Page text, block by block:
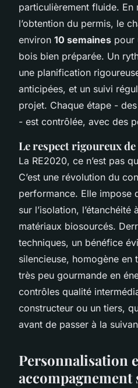
particulièrement fluide. En
l’obtention du permis, le
environ 10 semaines pour
bois bien préparée. Un
une planification
anticipées, et un suivi
projet. Chaque étape -
- est contrôlée, avec des
Le respect rigoureux
La RE2020, ce n’est pas
C’est une révolution du
performance. Elle impose
sur l’isolation, l’étanchéité
matériaux biosourcés.
techniques, un bénéfice
silencieuse, homogène en
très peu gourmande en
contrôles qualité
constructeur ou un tiers,
avant de passer à la
Personnalisation